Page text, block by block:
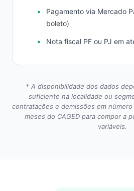
Pagamento via Mercado
boleto)
Nota fiscal PF ou PJ em
* A disponibilidade dos dados
suficiente na localidade ou
contratações e demissões em
meses do CAGED para compor a
variáveis.